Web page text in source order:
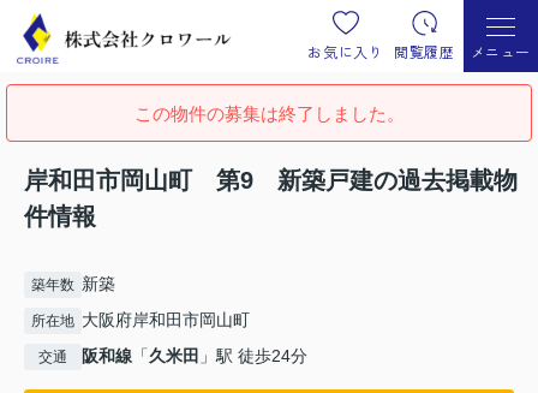
お気に入り 閲覧履歴 メニュー
この物件の募集は終了しました。
岸和田市岡山町 第9 新築戸建の過去掲載物
件情報
築年数 新築
所在地 大阪府岸和田市岡山町
交通 阪和線 「久米田 」駅 徒歩24分